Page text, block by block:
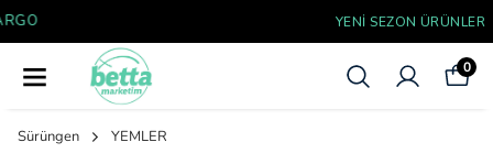
0
Sürüngen YEMLER